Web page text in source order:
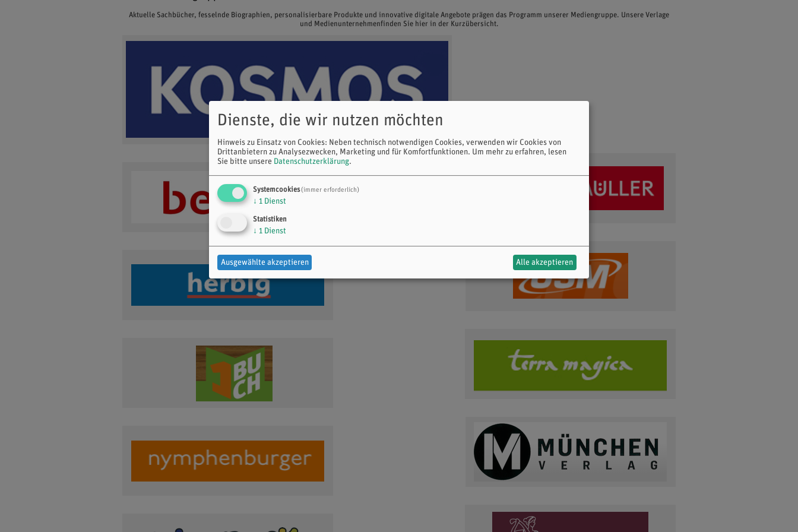
Aktuelle Sachbücher, fesselnde Biographien, personalisierbare Produkte und innovative digitale Angebote prägen das Programm unserer Mediengruppe. Unsere Verlage
und Medienunternehmenfinden Sie hier in der Kurzübersicht.
Dienste, die wir nutzen möchten
Hinweis zu Einsatz von Cookies: Neben technisch notwendigen Cookies, verwenden wir Cookies von
Drittanbietern zu Analysezwecken, Marketing und für Komfortfunktionen. Um mehr zu erfahren, lesen
Sie bitte unsere Datenschutzerklärung.
Systemcookies(immer erforderlich)
↓ 1 Dienst
Statistiken
↓ 1 Dienst
Ausgewählte akzeptieren Alle akzeptieren